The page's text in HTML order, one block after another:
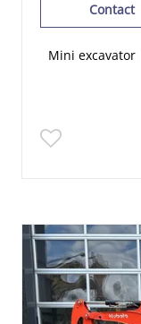
Contact
Mini excavator